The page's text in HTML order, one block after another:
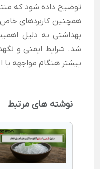
توضیح داده شود که
همچنین کاربردهای خاص
بهداشتی به دلیل
شد. شرایط ایمنی و
بیشتر هنگام مواجهه با
نوشته های مرتبط